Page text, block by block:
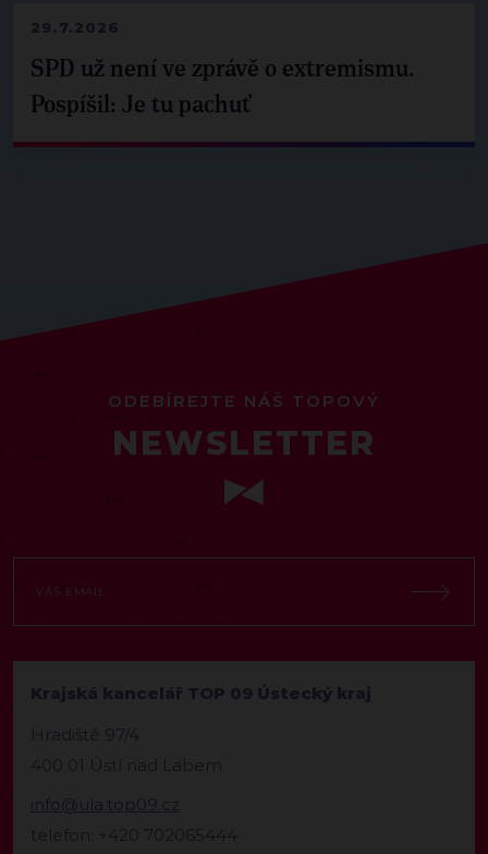
29.7.2026
SPD už není ve zprávě o extremismu.
Pospíšil: Je tu pachuť
ODEBÍREJTE NÁŠ TOPOVÝ
NEWSLETTER
Krajská kancelář TOP 09 Ústecký kraj
Hradiště 97/4
400 01 Ústí nad Labem
info@ula.top09.cz
telefon: +420 702065444